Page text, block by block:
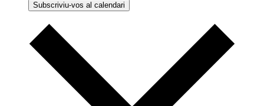
Subscriviu-vos al calendari